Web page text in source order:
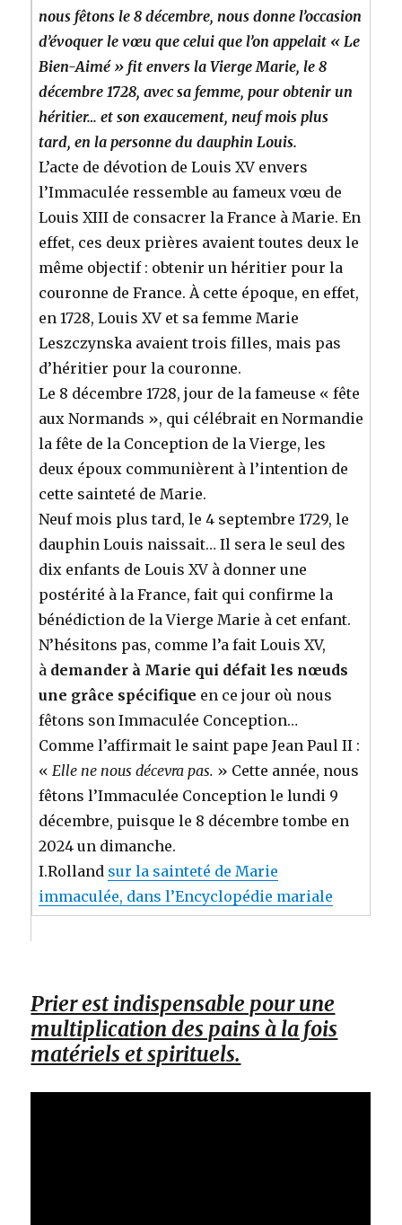
nous fêtons le 8 décembre, nous donne l’occasion
d’évoquer le vœu que celui que l’on appelait « Le
Bien-Aimé » fit envers la Vierge Marie, le 8
décembre 1728, avec sa femme, pour obtenir un
héritier… et son exaucement, neuf mois plus
tard, en la personne du dauphin Louis.
L’acte de dévotion de Louis XV envers
l’Immaculée ressemble au fameux vœu de
Louis XIII de consacrer la France à Marie. En
effet, ces deux prières avaient toutes deux le
même objectif : obtenir un héritier pour la
couronne de France. À cette époque, en effet,
en 1728, Louis XV et sa femme Marie
Leszczynska avaient trois filles, mais pas
d’héritier pour la couronne.
Le 8 décembre 1728, jour de la fameuse « fête
aux Normands », qui célébrait en Normandie
la fête de la Conception de la Vierge, les
deux époux communièrent à l’intention de
cette sainteté de Marie.
Neuf mois plus tard, le 4 septembre 1729, le
dauphin Louis naissait… Il sera le seul des
dix enfants de Louis XV à donner une
postérité à la France, fait qui confirme la
bénédiction de la Vierge Marie à cet enfant.
N’hésitons pas, comme l’a fait Louis XV,
à demander à Marie qui défait les nœuds
une grâce spécifique en ce jour où nous
fêtons son Immaculée Conception…
Comme l’affirmait le saint pape Jean Paul II :
« Elle ne nous décevra pas. » Cette année, nous
fêtons l’Immaculée Conception le lundi 9
décembre, puisque le 8 décembre tombe en
2024 un dimanche.
I.Rolland sur la sainteté de Marie
immaculée, dans l’Encyclopédie mariale
Prier est indispensable pour une
multiplication des pains à la fois
matériels et spirituels.